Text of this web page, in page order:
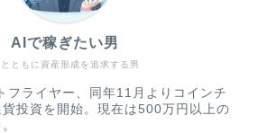
ともに資産形成を追求する男
AIで稼ぎたい男
フライヤー、同年11月よりコインチ
貨投資を開始。現在は500万円以上の